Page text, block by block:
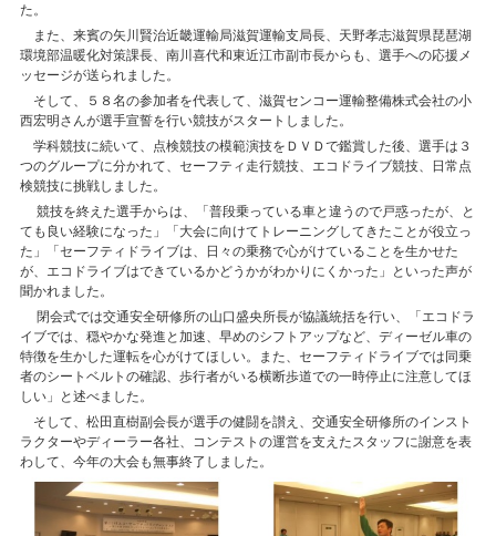
た。
また、来賓の矢川賢治近畿運輸局滋賀運輸支局長、天野孝志滋賀県琵琶湖
環境部温暖化対策課長、南川喜代和東近江市副市長からも、選手への応援メ
ッセージが送られました。
そして、５８名の参加者を代表して、滋賀センコー運輸整備株式会社の小
西宏明さんが選手宣誓を行い競技がスタートしました。
学科競技に続いて、点検競技の模範演技をＤＶＤで鑑賞した後、選手は３
つのグループに分かれて、セーフティ走行競技、エコドライブ競技、日常点
検競技に挑戦しました。
競技を終えた選手からは、「普段乗っている車と違うので戸惑ったが、と
ても良い経験になった」「大会に向けてトレーニングしてきたことが役立っ
た」「セーフティドライブは、日々の乗務で心がけていることを生かせた
が、エコドライブはできているかどうかがわかりにくかった」といった声が
聞かれました。
閉会式では交通安全研修所の山口盛央所長が協議統括を行い、「エコドラ
イブでは、穏やかな発進と加速、早めのシフトアップなど、ディーゼル車の
特徴を生かした運転を心がけてほしい。また、セーフティドライブでは同乗
者のシートベルトの確認、歩行者がいる横断歩道での一時停止に注意してほ
しい」と述べました。
そして、松田直樹副会長が選手の健闘を讃え、交通安全研修所のインスト
ラクターやディーラー各社、コンテストの運営を支えたスタッフに謝意を表
わして、今年の大会も無事終了しました。